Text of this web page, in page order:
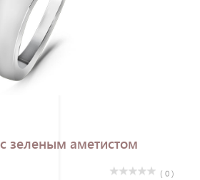
зеленым аметистом
( 0 )
Зарегистрироваться